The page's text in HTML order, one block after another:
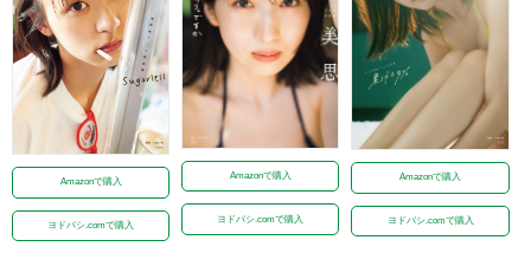
Amazonで購入
ヨドバシ.comで購入
Amazonで購入
ヨドバシ.comで購入
Amazonで購入
ヨドバシ.comで購入